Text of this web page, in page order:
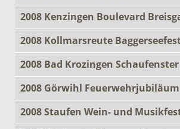
2008 Kenzingen Boulevard
2008 Kollmarsreute
2008 Bad Krozingen Schaufenster
2008 Görwihl Feuerwehrjubiläum
2008 Staufen Wein- und